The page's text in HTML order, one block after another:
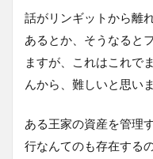
話がリンギットから離
あるとか、そうなると
ますが、これはこれで
んから、難しいと思いま
ある王家の資産を管理
行なんてのも存在する